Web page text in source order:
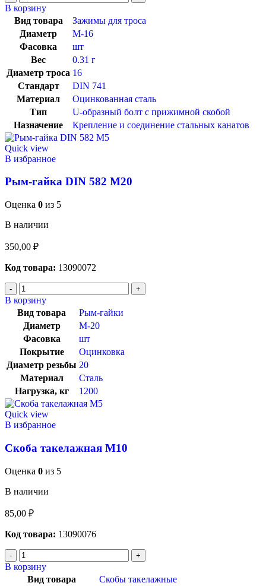
В корзину
Вид товара
Зажимы для троса
Диаметр
М-16
Фасовка
шт
Вес
0.31 г
Диаметр троса 16
Стандарт
DIN 741
Материал
Оцинкованная сталь
Тип
U-образный болт с прижимной скобой
Назначение
Крепление и соединение стальных канатов
Quick view
В избранное
Рым-гайка DIN 582 М20
Оценка 0 из 5
В наличии
350,00 ₽
Код товара: 13090072
В корзину
Вид товара
Рым-гайки
Диаметр
М-20
Фасовка
шт
Покрытие
Оцинковка
Диаметр резьбы 20
Материал
Сталь
Нагрузка, кг
1200
Quick view
В избранное
Скоба такелажная М10
Оценка 0 из 5
В наличии
85,00 ₽
Код товара: 13090076
В корзину
Вид товара
Скобы такелажные